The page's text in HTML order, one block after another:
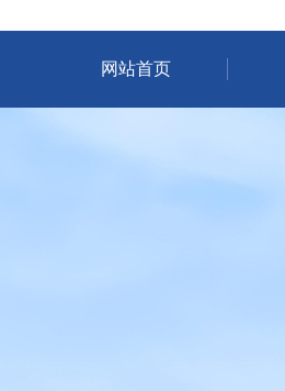
网站首页